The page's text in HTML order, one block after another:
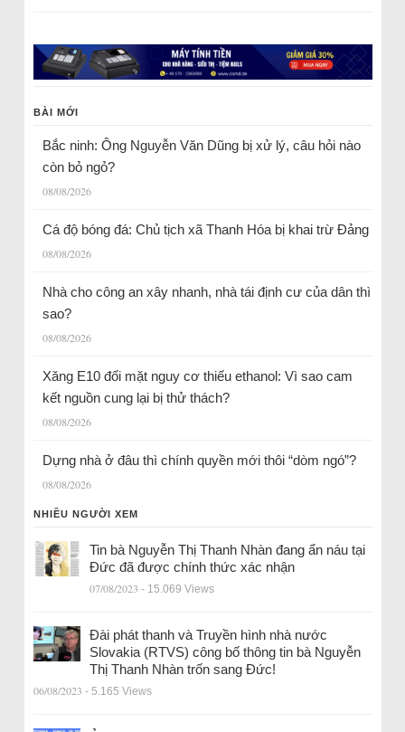
BÀI MỚI
Bắc ninh: Ông Nguyễn Văn Dũng bị xử lý, câu hỏi nào
còn bỏ ngỏ?
08/08/2026
Cá độ bóng đá: Chủ tịch xã Thanh Hóa bị khai trừ Đảng
08/08/2026
Nhà cho công an xây nhanh, nhà tái định cư của dân thì
sao?
08/08/2026
Xăng E10 đối mặt nguy cơ thiếu ethanol: Vì sao cam
kết nguồn cung lại bị thử thách?
08/08/2026
Dựng nhà ở đâu thì chính quyền mới thôi “dòm ngó”?
08/08/2026
NHIỀU NGƯỜI XEM
Tin bà Nguyễn Thị Thanh Nhàn đang ẩn náu tại
Đức đã được chính thức xác nhận
07/08/2023 - 15.069 Views
Đài phát thanh và Truyền hình nhà nước
Slovakia (RTVS) công bố thông tin bà Nguyễn
Thị Thanh Nhàn trốn sang Đức!
06/08/2023 - 5.165 Views